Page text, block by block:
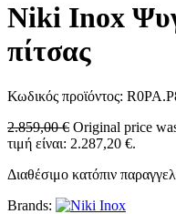
Niki Inox
πίτσας
Κωδικός προϊόντος:
2.859,00€ Original price
τιμή είναι: 2.287,20 €.
Διαθέσιμο κατόπιν
Brands: